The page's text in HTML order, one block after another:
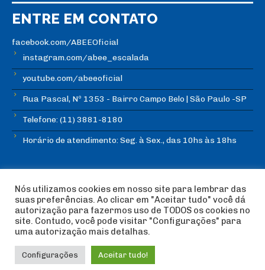
ENTRE EM CONTATO
facebook.com/ABEEOficial
instagram.com/abee_escalada
youtube.com/abeeoficial
Rua Pascal, Nº 1353 - Bairro Campo Belo | São Paulo -SP
Telefone: (11) 3881-8180
Horário de atendimento: Seg. à Sex., das 10hs às 18hs
© Copyright ABEE | Associação Brasileira de Escalada
Esportiva 2018 | Design:
Imagética Design
Nós utilizamos cookies em nosso site para lembrar das
suas preferências. Ao clicar em "Aceitar tudo" você dá
autorização para fazermos uso de TODOS os cookies no
site. Contudo, você pode visitar "Configurações" para
uma autorização mais detalhas.
Configurações Aceitar tudo!